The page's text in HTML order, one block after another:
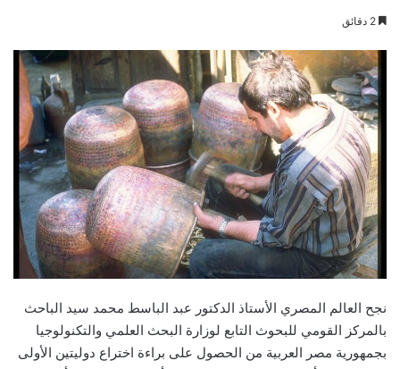
نجح العالم المصري الأستاذ الدكتور عبد الباسط محمد سيد الباحث
بالمركز القومي للبحوث التابع لوزارة البحث العلمي والتكنولوجيا
بجمهورية مصر العربية من الحصول على براءة اختراع دوليتين الأولى